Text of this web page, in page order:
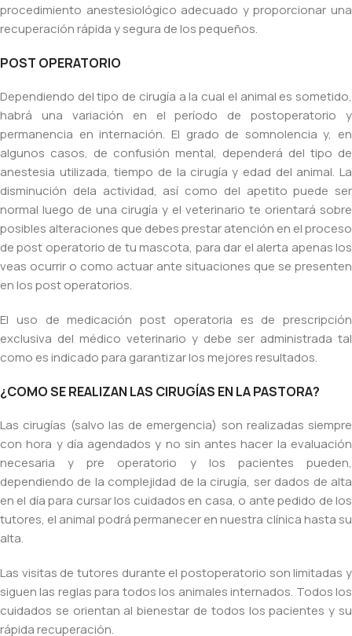
procedimiento anestesiológico adecuado y proporcionar una
recuperación rápida y segura de los pequeños.
POST OPERATORIO
Dependiendo del tipo de cirugía a la cual el animal es sometido,
habrá una variación en el período de postoperatorio y
permanencia en internación. El grado de somnolencia y, en
algunos casos, de confusión mental, dependerá del tipo de
anestesia utilizada, tiempo de la cirugía y edad del animal. La
disminución dela actividad, así como del apetito puede ser
normal luego de una cirugía y el veterinario te orientará sobre
posibles alteraciones que debes prestar atención en el proceso
de post operatorio de tu mascota, para dar el alerta apenas los
veas ocurrir o como actuar ante situaciones que se presenten
en los post operatorios.
El uso de medicación post operatoria es de prescripción
exclusiva del médico veterinario y debe ser administrada tal
como es indicado para garantizar los mejores resultados.
¿COMO SE REALIZAN LAS CIRUGÍAS EN LA PASTORA?
Las cirugías (salvo las de emergencia) son realizadas siempre
con hora y día agendados y no sin antes hacer la evaluación
necesaria y pre operatorio y los pacientes pueden,
dependiendo de la complejidad de la cirugía, ser dados de alta
en el día para cursar los cuidados en casa, o ante pedido de los
tutores, el animal podrá permanecer en nuestra clínica hasta su
alta.
Las visitas de tutores durante el postoperatorio son limitadas y
siguen las reglas para todos los animales internados. Todos los
cuidados se orientan al bienestar de todos los pacientes y su
rápida recuperación.